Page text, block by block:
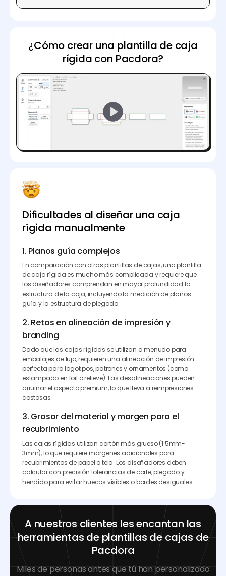
¿Cómo crear una plantilla de caja
rígida con Pacdora?
Dificultades al diseñar una caja
rígida manualmente
1. Planos guía complejos
En comparación con otras plantillas de cajas, una plantilla
de caja rígida es mucho más complicada y requiere que
los diseñadores comprendan en mayor profundidad la
estructura de la caja, incluyendo la medición de planos
guía y la estructura de plegado.
2. Retos en alineación de impresión y
branding
Dado que las cajas rígidas se utilizan a menudo para
embalajes de lujo, requieren una alineación de impresión
perfecta para logotipos, patrones y ornamentos (como
estampado en foil o relieve). Las desalineaciones pueden
arruinar el aspecto premium, lo que lleva a reimpresiones
costosas.
3. Grosor del material y margen para el
recubrimiento
Las cajas rígidas utilizan cartón más grueso (1.5mm-
3mm), lo que requiere márgenes adicionales para
recubrimientos de papel o tela. Los diseñadores deben
calcular con precisión tolerancias de corte, plegado y
hendido para evitar huecos visibles o bordes desiguales.
A nuestros clientes les encantan las
herramientas de plantillas de cajas de
Pacdora
Miles de personas antes que tú han personalizado